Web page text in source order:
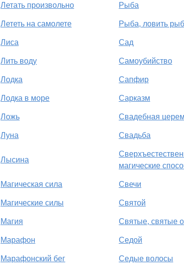
Летать произвольно Рыба
Лететь на самолете Рыба, ловить
Лиса Сад
Лить воду Самоубийство
Лодка Сапфир
Лодка в море Сарказм
Ложь Свадебная
Луна Свадьба
Лысина
магические
Магическая сила Свечи
Магические силы Святой
Магия Святые, святые
Марафон Седой
Марафонский бег Седые волосы